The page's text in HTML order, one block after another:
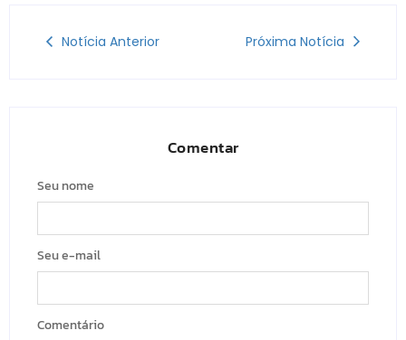
Notícia Anterior Próxima Notícia
Comentar
Seu nome
Seu e-mail
Comentário